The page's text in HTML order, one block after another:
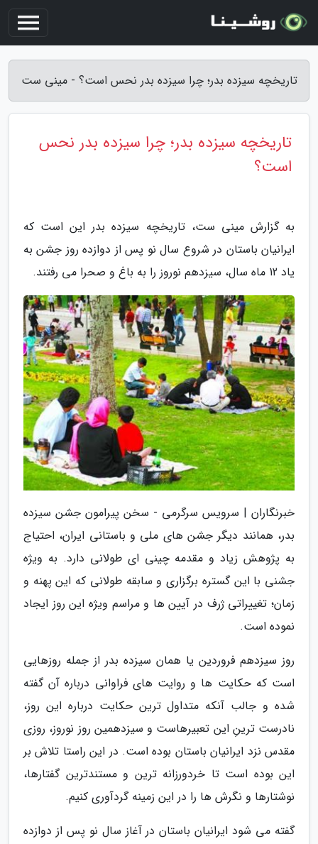
تاریخچه سیزده بدر؛ چرا سیزده بدر نحس است؟ - مینی ست
تاریخچه سیزده بدر؛ چرا سیزده بدر نحس
است؟
به گزارش مینی ست، تاریخچه سیزده بدر این است که
ایرانیان باستان در شروع سال نو پس از دوازده روز جشن به
یاد 12 ماه سال، سیزدهم نوروز را به باغ و صحرا می رفتند.
خبرنگاران | سرویس سرگرمی - سخن پیرامون جشن سیزده
بدر، همانند دیگر جشن های ملی و باستانی ایران، احتیاج
به پژوهش زیاد و مقدمه چینی ای طولانی دارد. به ویژه
جشنی با این گستره برگزاری و سابقه طولانی که این پهنه و
زمان؛ تغییراتی ژرف در آیین ها و مراسم ویژه این روز ایجاد
نموده است.
روز سیزدهم فروردین یا همان سیزده بدر از جمله روزهایی
است که حکایت ها و روایت های فراوانی درباره آن گفته
شده و جالب آنکه متداول ترین حکایت درباره این روز،
نادرست ترینِ این تعبیرهاست و سیزدهمین روز نوروز، روزی
مقدس نزد ایرانیان باستان بوده است. در این راستا تلاش بر
این بوده است تا خردورزانه ترین و مستندترین گفتارها،
نوشتارها و نگرش ها را در این زمینه گردآوری کنیم.
گفته می شود ایرانیان باستان در آغاز سال نو پس از دوازده